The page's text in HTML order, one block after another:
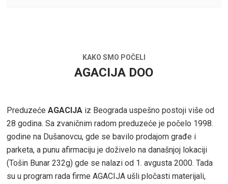
KAKO SMO POČELI
AGACIJA DOO
PreduzećeAGACIJA iz Beograda uspešno postoji više od
28 godina. Sa zvaničnim radom preduzeće je počelo 1998.
godine na Dušanovcu, gde se bavilo prodajom građe i
parketa, a punu afirmaciju je doživelo na današnjoj lokaciji
(Tošin Bunar 232g) gde se nalazi od 1. avgusta 2000. Tada
su u program rada firme AGACIJA ušli pločasti materijali,